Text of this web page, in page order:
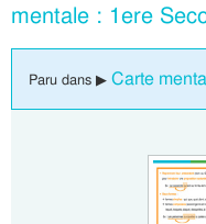
mentale : 1ere
Paru dans ▶ Carte